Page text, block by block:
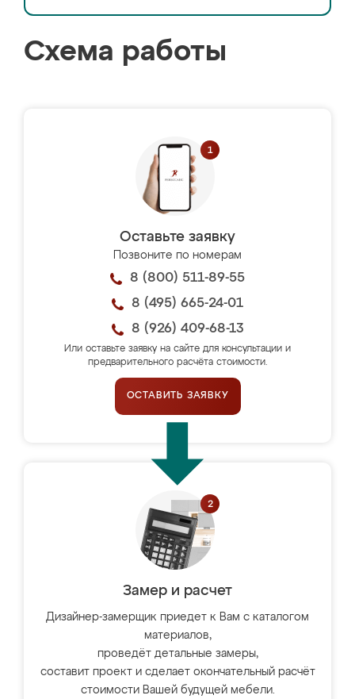
Схема работы
Оставьте заявку
Позвоните по номерам
8 (800) 511-89-55
8 (495) 665-24-01
8 (926) 409-68-13
Или оставьте заявку на сайте для консультации и
предварительного расчёта стоимости.
ОСТАВИТЬ ЗАЯВКУ
Замер и расчет
Дизайнер-замерщик приедет к Вам с каталогом
материалов,
проведёт детальные замеры,
составит проект и сделает окончательный расчёт
стоимости Вашей будущей мебели.